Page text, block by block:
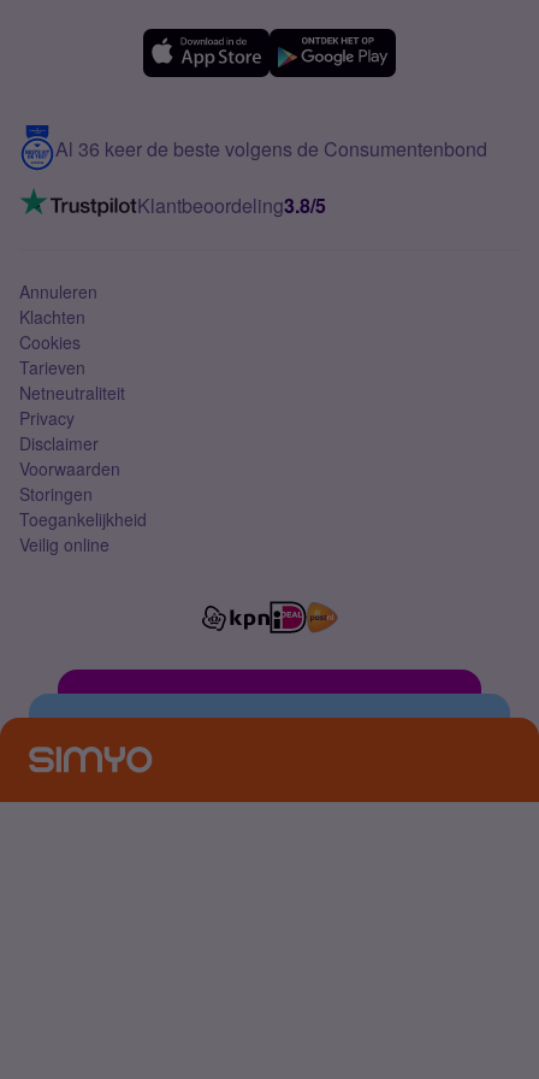
Meerdere nummers
5G internet
Mobiel internet
Mobiel abonnement
Contact
VoLTE 4G bellen
Al 36 keer de beste volgens de Consumentenbond
Klantbeoordeling3.8/5
Annuleren
Klachten
Cookies
Tarieven
Netneutraliteit
Privacy
Disclaimer
Voorwaarden
Storingen
Toegankelijkheid
Veilig online